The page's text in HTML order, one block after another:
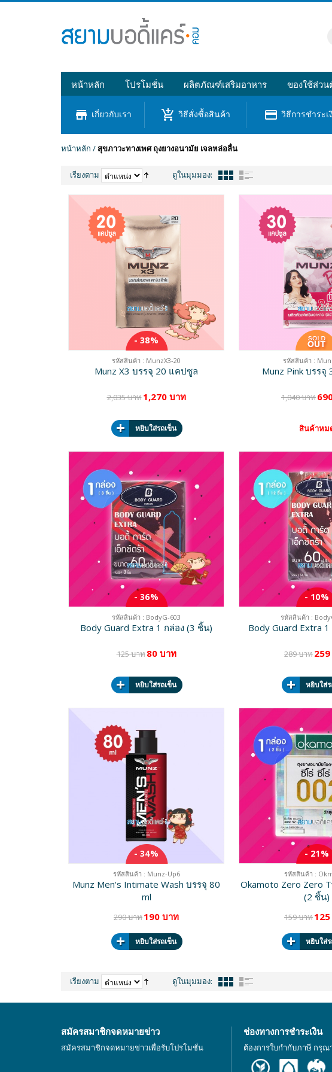
หน้าหลัก โปรโมชั่น ผลิตภัณฑ์เสริมอาหาร ของใช้ส่ว
store เกี่ยวกับเรา add_shopping_cart วิธีสั่งซื้อสินค้า credit_card วิธีการชำระเ
หน้าหลัก /สุขภาวะทางเพศ ถุงยางอนามัย เจลหล่อลื่น
เรียงตาม ดูในมุมมอง:
- 38%
รหัสสินค้า : MunzX3-20
Munz X3 บรรจุ 20 แคปซูล
2,035 บาท1,270 บาท
หยิบใส่รถเข็น
รหัสสินค้า :
Munz Pink บรร
1,040 บาท
สินค้าหม
- 36%
รหัสสินค้า : BodyG-603
Body Guard Extra 1 กล่อง (3 ชิ้น)
125 บาท80 บาท
หยิบใส่รถเข็น
- 10%
รหัสสินค้า :
Body Guard Extra
289 บาท
หยิบใส่
- 34%
รหัสสินค้า : Munz-Up6
Munz Men's Intimate Wash บรรจุ 80
ml
290 บาท190 บาท
หยิบใส่รถเข็น
- 21%
รหัสสินค้า :
Okamoto Zero Zero
(2 ชิ้น)
159 บาท
หยิบใส่
เรียงตาม ดูในมุมมอง:
สมัครสมาชิกจดหมายข่าว
สมัครสมาชิกจดหมายข่าวเพื่อรับโปรโมชั่น
ช่องทางการชำระเงิน
ต้องการใบกำกับภาษี กรุณ